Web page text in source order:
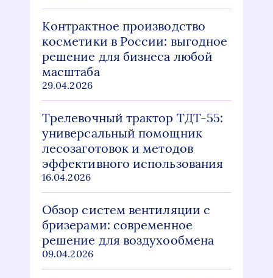
Контрактное производство
косметики в России: выгодное
решение для бизнеса любой
масштаба
29.04.2026
Трелевочный трактор ТДТ-55:
универсальный помощник
лесозаготовок и методов
эффективного использования
16.04.2026
Обзор систем вентиляции с
бризерами: современное
решение для воздухообмена
09.04.2026